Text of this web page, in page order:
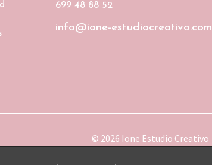
699 48 88 52
info@ione-estudiocreativo.com
© 2026 Ione Estudio Creativo